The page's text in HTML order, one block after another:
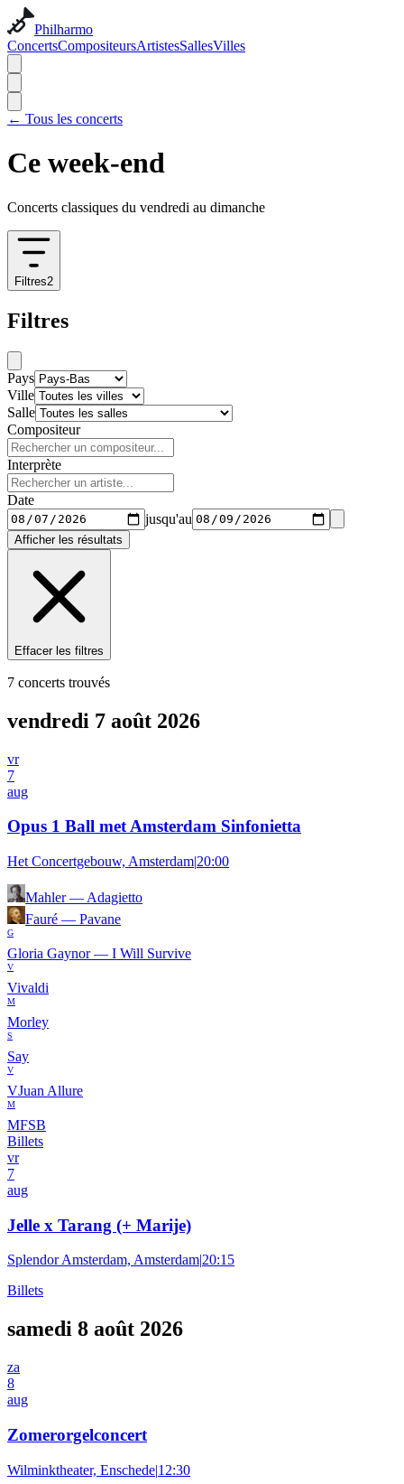
Philharmo
ConcertsCompositeursArtistesSallesVilles
← Tous les concerts
Ce week-end
Concerts classiques du vendredi au dimanche
Filtres2
Filtres
Pays
Ville
Salle
Compositeur
Interprète
Date
jusqu'au
Afficher les résultats
Effacer les filtres
7 concerts trouvés
vendredi 7 août 2026
vr
7
aug
Opus 1 Ball met Amsterdam Sinfonietta
Het Concertgebouw, Amsterdam|20:00
Mahler— Adagietto
Fauré — Pavane
G
Gloria Gaynor— I Will Survive
V
Vivaldi
M
Morley
S
Say
V
VJuan Allure
M
MFSB
Billets
vr
7
aug
Jelle x Tarang (+ Marije)
Splendor Amsterdam, Amsterdam|20:15
Billets
samedi 8 août 2026
za
8
aug
Zomerorgelconcert
Wilminktheater, Enschede|12:30